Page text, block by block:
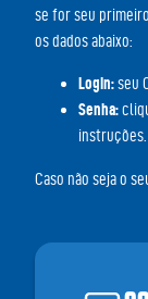
se for seu
os dados abaixo:
Login:seu
Senha:
instruções.
Caso não seja o